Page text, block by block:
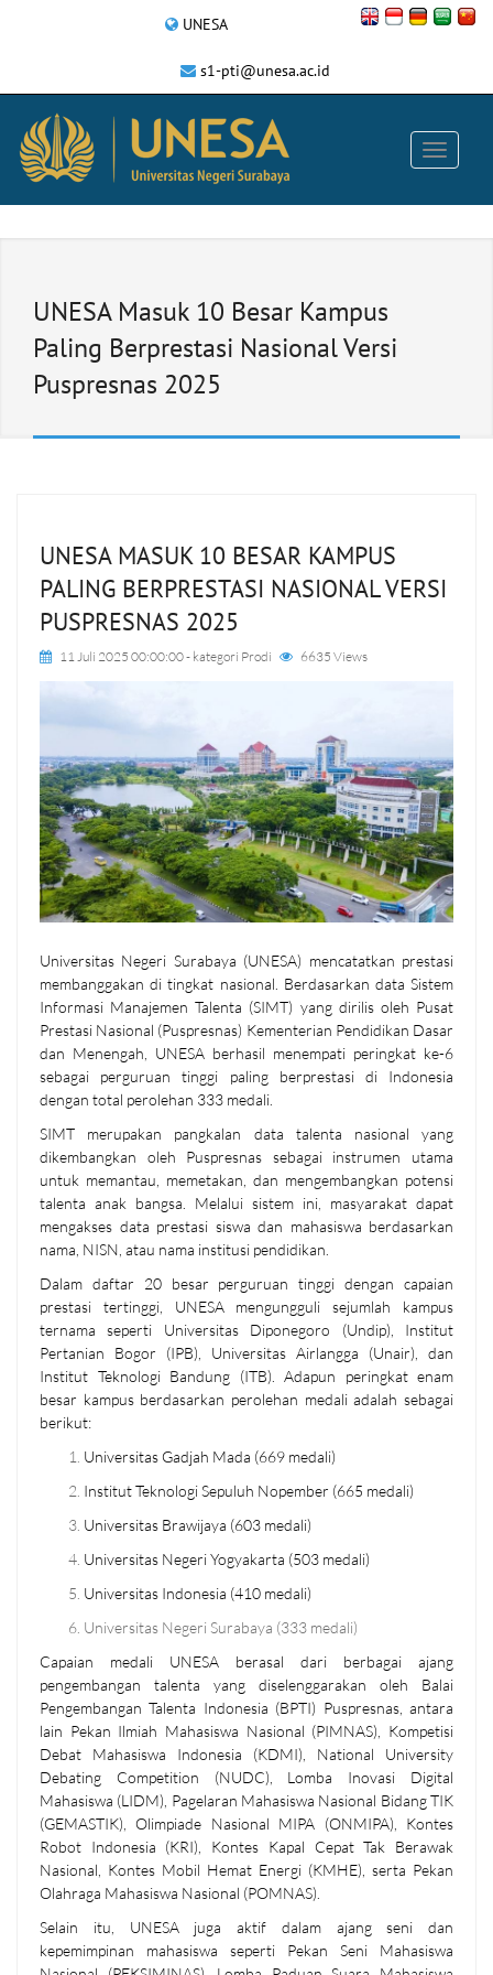
UNESA
s1-pti@unesa.ac.id
UNESA Masuk 10 Besar Kampus
Paling Berprestasi Nasional Versi
Puspresnas 2025
UNESA MASUK 10 BESAR KAMPUS
PALING BERPRESTASI NASIONAL VERSI
PUSPRESNAS 2025
11 Juli 2025 00:00:00- kategori Prodi 6635 Views
Universitas Negeri Surabaya (UNESA) mencatatkan prestasi
membanggakan di tingkat nasional. Berdasarkan data Sistem
Informasi Manajemen Talenta (SIMT) yang dirilis oleh Pusat
Prestasi Nasional (Puspresnas) Kementerian Pendidikan Dasar
dan Menengah, UNESA berhasil menempati peringkat ke-6
sebagai perguruan tinggi paling berprestasi di Indonesia
dengan total perolehan 333 medali.
SIMT merupakan pangkalan data talenta nasional yang
dikembangkan oleh Puspresnas sebagai instrumen utama
untuk memantau, memetakan, dan mengembangkan potensi
talenta anak bangsa. Melalui sistem ini, masyarakat dapat
mengakses data prestasi siswa dan mahasiswa berdasarkan
nama, NISN, atau nama institusi pendidikan.
Dalam daftar 20 besar perguruan tinggi dengan capaian
prestasi tertinggi, UNESA mengungguli sejumlah kampus
ternama seperti Universitas Diponegoro (Undip), Institut
Pertanian Bogor (IPB), Universitas Airlangga (Unair), dan
Institut Teknologi Bandung (ITB). Adapun peringkat enam
besar kampus berdasarkan perolehan medali adalah sebagai
berikut:
Universitas Gadjah Mada (669 medali)
Institut Teknologi Sepuluh Nopember (665 medali)
Universitas Brawijaya (603 medali)
Universitas Negeri Yogyakarta (503 medali)
Universitas Indonesia (410 medali)
Universitas Negeri Surabaya (333 medali)
Capaian medali UNESA berasal dari berbagai ajang
pengembangan talenta yang diselenggarakan oleh Balai
Pengembangan Talenta Indonesia (BPTI) Puspresnas, antara
lain Pekan Ilmiah Mahasiswa Nasional (PIMNAS), Kompetisi
Debat Mahasiswa Indonesia (KDMI), National University
Debating Competition (NUDC), Lomba Inovasi Digital
Mahasiswa (LIDM), Pagelaran Mahasiswa Nasional Bidang TIK
(GEMASTIK), Olimpiade Nasional MIPA (ONMIPA), Kontes
Robot Indonesia (KRI), Kontes Kapal Cepat Tak Berawak
Nasional, Kontes Mobil Hemat Energi (KMHE), serta Pekan
Olahraga Mahasiswa Nasional (POMNAS).
Selain itu, UNESA juga aktif dalam ajang seni dan
kepemimpinan mahasiswa seperti Pekan Seni Mahasiswa